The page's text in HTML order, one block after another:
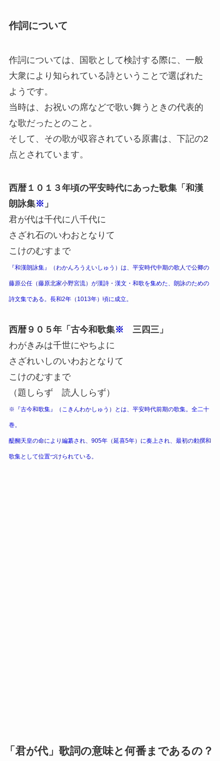
作詞について
作詞については、国歌として検討する際に、一般
大衆により知られている詩ということで選ばれた
ようです。
当時は、お祝いの席などで歌い舞うときの代表的
な歌だったとのこと。
そして、その歌が収容されている原書は、下記の2
点とされています。
西暦１０１３年頃の平安時代にあった歌集「和漢
朗詠集※ 」
君が代は千代に八千代に
さざれ石のいわおとなりて
こけのむすまで
『和漢朗詠集』（わかんろうえいしゅう）は、平安時代中期の歌人で公卿の
藤原公任（藤原北家小野宮流）が漢詩・漢文・和歌を集めた、朗詠のための
詩文集である。長和2年（1013年）頃に成立。
西暦９０５年「古今和歌集※ 三四三」
わがきみは千世にやちよに
さざれいしのいわおとなりて
こけのむすまで
（題しらず 読人しらず）
※『古今和歌集』（こきんわかしゅう）とは、平安時代前期の歌集。全二十
巻。
醍醐天皇の命により編纂され、905年（延喜5年）に奏上され、最初の勅撰和
歌集として位置づけられている。
「君が代」歌詞の意味と何番まであるの？